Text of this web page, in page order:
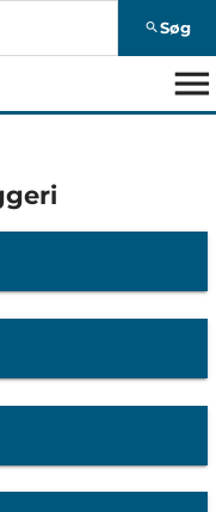
search Søg
menu